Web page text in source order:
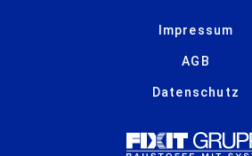
Impressum
AGB
Datenschutz